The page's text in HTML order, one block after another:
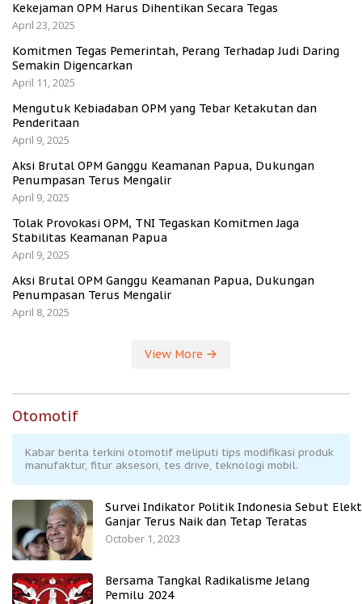
Kekejaman OPM Harus Dihentikan Secara Tegas
April 23, 2025
Komitmen Tegas Pemerintah, Perang Terhadap Judi Daring
Semakin Digencarkan
April 11, 2025
Mengutuk Kebiadaban OPM yang Tebar Ketakutan dan
Penderitaan
April 9, 2025
Aksi Brutal OPM Ganggu Keamanan Papua, Dukungan
Penumpasan Terus Mengalir
April 9, 2025
Tolak Provokasi OPM, TNI Tegaskan Komitmen Jaga
Stabilitas Keamanan Papua
April 9, 2025
Aksi Brutal OPM Ganggu Keamanan Papua, Dukungan
Penumpasan Terus Mengalir
April 8, 2025
View More
Otomotif
Kabar berita terkini otomotif meliputi tips modifikasi produk
manufaktur, fitur aksesori, tes drive, teknologi mobil.
Survei Indikator Politik Indonesia Sebut
Ganjar Terus Naik dan Tetap Teratas
October 1, 2023
Bersama Tangkal Radikalisme Jelang
Pemilu 2024